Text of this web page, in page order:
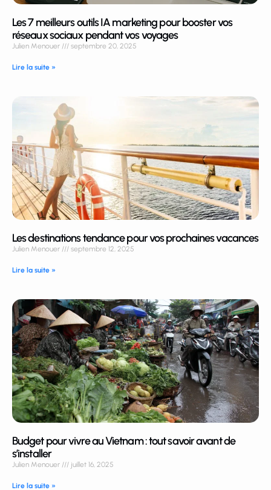
Les 7 meilleurs outils IA marketing pour booster vos
réseaux sociaux pendant vos voyages
Julien Menouer septembre 20, 2025
Lire la suite »
Les destinations tendance pour vos prochaines vacances
Julien Menouer septembre 12, 2025
Lire la suite »
Budget pour vivre au Vietnam : tout savoir avant de
s’installer
Julien Menouer juillet 16, 2025
Lire la suite »